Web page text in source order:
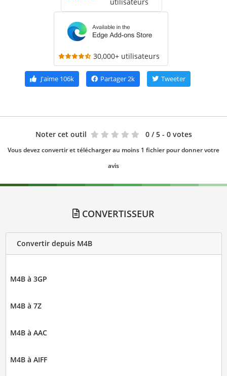
30,000+ utilisateurs
J'aime106k Partager2k Tweeter
Noter cet outil 0 / 5 - 0 votes
Vous devez convertir et télécharger au moins 1 fichier pour donner votre
avis
CONVERTISSEUR
Convertir depuis M4B
M4B à 3GP
M4B à 7Z
M4B à AAC
M4B à AIFF